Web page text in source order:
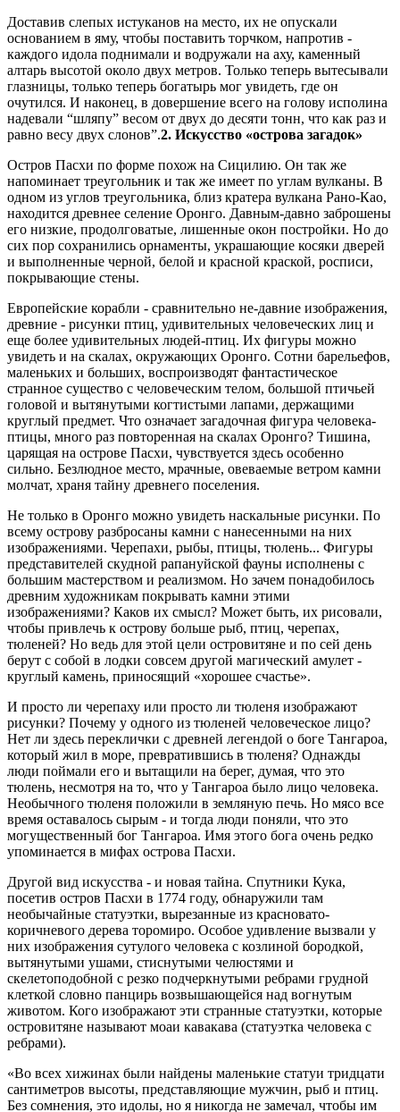
Доставив слепых истуканов на место, их не опускали
основанием в яму, чтобы поставить торчком, напротив -
каждого идола поднимали и водружали на аху, каменный
алтарь высотой около двух метров. Только теперь вытесывали
глазницы, только теперь богатырь мог увидеть, где он
очутился. И наконец, в довершение всего на голову исполина
надевали “шляпу” весом от двух до десяти тонн, что как раз и
равно весу двух слонов”.2. Искусство «острова загадок»
Остров Пасхи по форме похож на Сицилию. Он так же
напоминает треугольник и так же имеет по углам вулканы. В
одном из углов треугольника, близ кратера вулкана Рано-Као,
находится древнее селение Оронго. Давным-давно заброшены
его низкие, продолговатые, лишенные окон постройки. Но до
сих пор сохранились орнаменты, украшающие косяки дверей
и выполненные черной, белой и красной краской, росписи,
покрывающие стены.
Европейские корабли - сравнительно не-давние изображения,
древние - рисунки птиц, удивительных человеческих лиц и
еще более удивительных людей-птиц. Их фигуры можно
увидеть и на скалах, окружающих Оронго. Сотни барельефов,
маленьких и больших, воспроизводят фантастическое
странное существо с человеческим телом, большой птичьей
головой и вытянутыми когтистыми лапами, держащими
круглый предмет. Что означает загадочная фигура человека-
птицы, много раз повторенная на скалах Оронго? Тишина,
царящая на острове Пасхи, чувствуется здесь особенно
сильно. Безлюдное место, мрачные, овеваемые ветром камни
молчат, храня тайну древнего поселения.
Не только в Оронго можно увидеть наскальные рисунки. По
всему острову разбросаны камни с нанесенными на них
изображениями. Черепахи, рыбы, птицы, тюлень... Фигуры
представителей скудной рапануйской фауны исполнены с
большим мастерством и реализмом. Но зачем понадобилось
древним художникам покрывать камни этими
изображениями? Каков их смысл? Может быть, их рисовали,
чтобы привлечь к острову больше рыб, птиц, черепах,
тюленей? Но ведь для этой цели островитяне и по сей день
берут с собой в лодки совсем другой магический амулет -
круглый камень, приносящий «хорошее счастье».
И просто ли черепаху или просто ли тюленя изображают
рисунки? Почему у одного из тюленей человеческое лицо?
Нет ли здесь переклички с древней легендой о боге Тангароа,
который жил в море, превратившись в тюленя? Однажды
люди поймали его и вытащили на берег, думая, что это
тюлень, несмотря на то, что у Тангароа было лицо человека.
Необычного тюленя положили в земляную печь. Но мясо все
время оставалось сырым - и тогда люди поняли, что это
могущественный бог Тангароа. Имя этого бога очень редко
упоминается в мифах острова Пасхи.
Другой вид искусства - и новая тайна. Спутники Кука,
посетив остров Пасхи в 1774 году, обнаружили там
необычайные статуэтки, вырезанные из красновато-
коричневого дерева торомиро. Особое удивление вызвали у
них изображения сутулого человека с козлиной бородкой,
вытянутыми ушами, стиснутыми челюстями и
скелетоподобной с резко подчеркнутыми ребрами грудной
клеткой словно панцирь возвышающейся над вогнутым
животом. Кого изображают эти странные статуэтки, которые
островитяне называют моаи кавакава (статуэтка человека с
ребрами).
«Во всех хижинах были найдены маленькие статуи тридцати
сантиметров высоты, представляющие мужчин, рыб и птиц.
Без сомнения, это идолы, но я никогда не замечал, чтобы им